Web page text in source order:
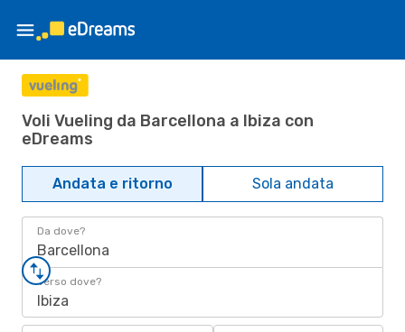
Voli Vueling da Barcellona a Ibiza con
eDreams
Andata e ritorno Sola andata
Da dove?
Barcellona
Verso dove?
Ibiza